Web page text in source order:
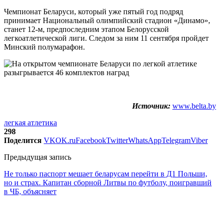
Чемпионат Беларуси, который уже пятый год подряд
принимает Национальный олимпийский стадион «Динамо»,
станет 12-м, предпоследним этапом Белорусской
легкоатлетической лиги. Следом за ним 11 сентября пройдет
Минский полумарафон.
Источник: www.belta.by
легкая атлетика
298
Поделится VKOK.ruFacebookTwitterWhatsAppTelegramViber
Предыдущая запись
Не только паспорт мешает беларусам перейти в Д1 Польши,
но и страх. Капитан сборной Литвы по футболу, поигравший
в ЧБ, объясняет